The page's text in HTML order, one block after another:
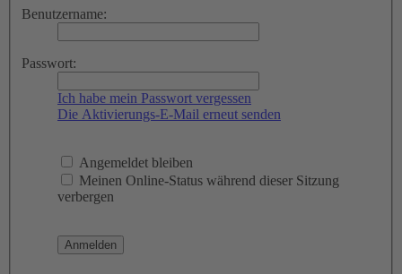
Benutzername:
Passwort:
Ich habe mein Passwort vergessen
Die Aktivierungs-E-Mail erneut senden
Angemeldet bleiben
Meinen Online-Status während dieser Sitzung
verbergen